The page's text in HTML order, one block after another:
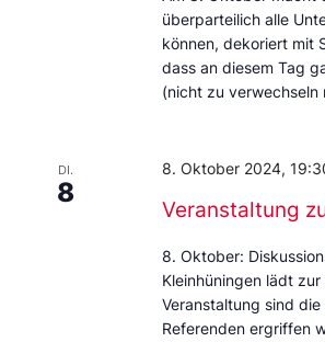
überparteilich alle
können, dekoriert mit
dass an diesem Tag
(nicht zu
DI.
8
Veranstaltung
8. Oktober 2024,
8. Oktober:
Kleinhüningen lädt
Veranstaltung sind
Referenden ergriffen